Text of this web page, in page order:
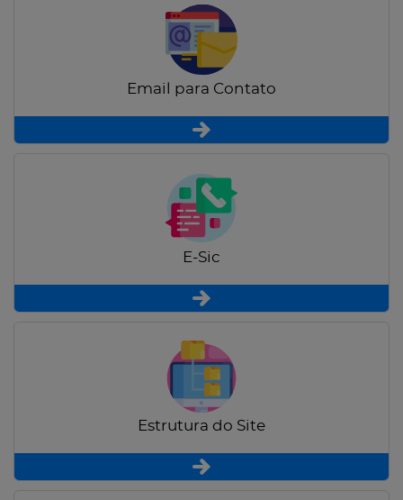
Email para Contato
E-Sic
Estrutura do Site